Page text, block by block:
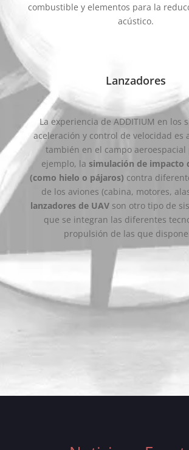
combustible y elementos para la
acústico.
Lanzadores
La experiencia de ADDITIUM en los
aceleración y control de velocidad es
también en el campo
ejemplo, la simulación de impacto
(como hielo o pájaros) contra
de los aviones (cabina, motores,
lanzadores de UAV son otro tipo de
que se integran las diferentes
propulsión de las que